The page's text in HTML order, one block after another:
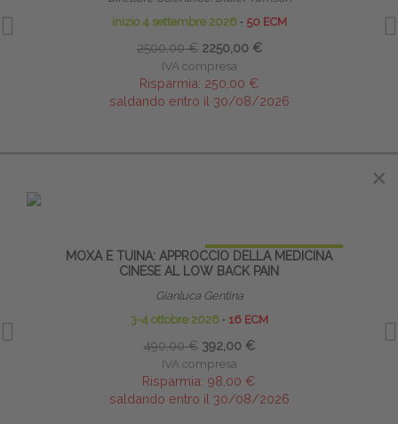
inizio 4 settembre 2026 ∙ 50 ECM
2500,00 € 2250,00 €
IVA compresa
Risparmia: 250,00 €
saldando entro il 30/08/2026
MOXA E TUINA: APPROCCIO DELLA MEDICINA
CINESE AL LOW BACK PAIN
Gianluca Gentina
3-4 ottobre 2026 ∙ 16 ECM
490,00 € 392,00 €
IVA compresa
Risparmia: 98,00 €
saldando entro il 30/08/2026
×
×